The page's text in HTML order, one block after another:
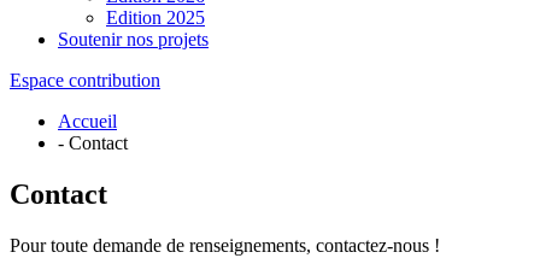
Edition 2025
Soutenir nos projets
Espace contribution
Accueil
- Contact
Contact
Pour toute demande de renseignements, contactez-nous !